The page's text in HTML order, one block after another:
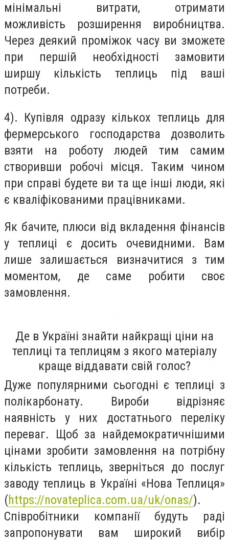
мінімальні витрати, отримати
можливість розширення виробництва.
Через деякий проміжок часу ви зможете
при першій необхідності замовити
ширшу кількість теплиць під ваші
потреби.
4). Купівля одразу кількох теплиць для
фермерського господарства дозволить
взяти на роботу людей тим самим
створивши робочі місця. Таким чином
при справі будете ви та ще інші люди, які
є кваліфікованими працівниками.
Як бачите, плюси від вкладення фінансів
у теплиці є досить очевидними. Вам
лише залишається визначитися з тим
моментом, де саме робити своє
замовлення.
Де в Україні знайти найкращі ціни на
теплиці та теплицям з якого матеріалу
краще віддавати свій голос?
Дуже популярними сьогодні є теплиці з
полікарбонату. Вироби відрізняє
наявність у них достатнього переліку
переваг. Щоб за найдемократичнішими
цінами зробити замовлення на потрібну
кількість теплиць, зверніться до послуг
заводу теплиць в Україні «Нова Теплиця»
(https://novateplica.com.ua/uk/onas/).
Співробітники компанії будуть раді
запропонувати вам широкий вибір